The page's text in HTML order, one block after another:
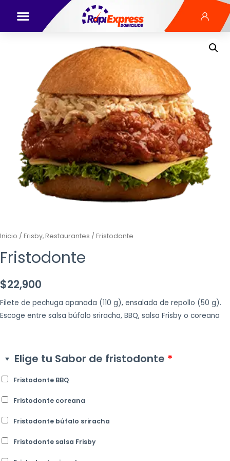
Inicio / Frisby, Restaurantes / Fristodonte
Fristodonte
$22,900
Filete de pechuga apanada (110 g), ensalada de repollo (50 g).
Escoge entre salsa búfalo sriracha, BBQ, salsa Frisby o coreana
Elige tu Sabor de fristodonte *
Fristodonte BBQ
Fristodonte coreana
Fristodonte búfalo sriracha
Fristodonte salsa Frisby